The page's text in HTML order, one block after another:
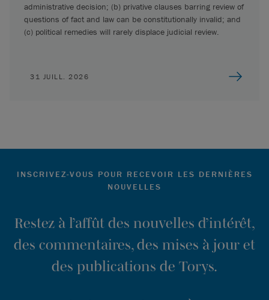
administrative decision; (b) privative clauses barring review of
questions of fact and law can be constitutionally invalid; and
(c) political remedies will rarely displace judicial review.
31 JUILL. 2026
INSCRIVEZ-VOUS POUR RECEVOIR LES DERNIÈRES
NOUVELLES
Restez à l’affût des nouvelles d’intérêt,
des commentaires, des mises à jour et
des publications de Torys.